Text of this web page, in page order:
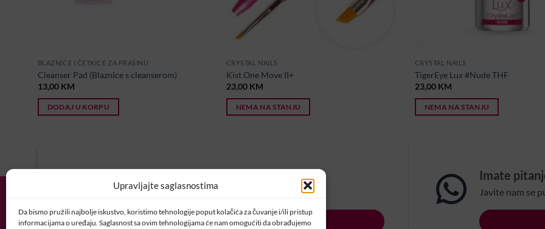
Upravljajte saglasnostima
Da bismo pružili najbolje iskustvo, koristimo tehnologije poput kolačića za čuvanje i/ili pristup
informacijama o uređaju. Saglasnost sa ovim tehnologijama će nam omogućiti da obrađujemo
BLAZNICE I ČETKICE ZA PRAŠINU
Cleanser Pad (Blaznice s cleanserom)
13,00 KM
DODAJ U KORPU
CRYSTAL NAILS
Kist One Move II+
23,00 KM
NEMA NA STANJU
CRYSTAL NAILS
TigerEye Lux #Nude THF
23,00 KM
NEMA NA STANJU
Vaš CV i motivaciono pismo šaljite nam na email:
POSAO@CRYSTALNAILSBIH.COM
Imate
Javite nam se